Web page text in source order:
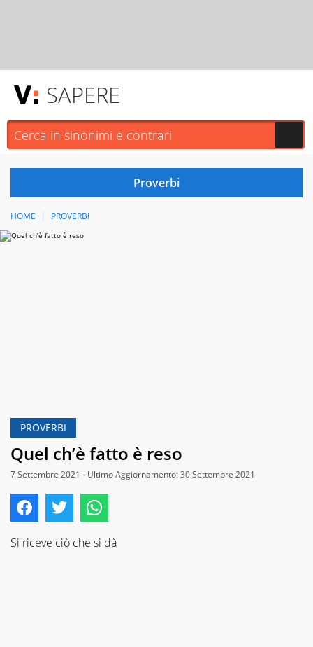
SAPERE
HOME PROVERBI
PROVERBI
Quel ch’è fatto è reso
7 Settembre 2021 - Ultimo Aggiornamento: 30 Settembre 2021
Si riceve ciò che si dà